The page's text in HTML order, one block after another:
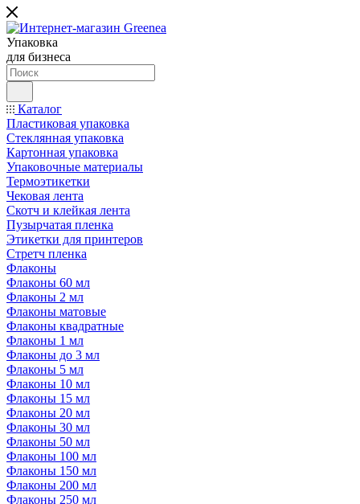
Упаковка
для бизнеса
Каталог
Пластиковая упаковка
Стеклянная упаковка
Картонная упаковка
Упаковочные материалы
Термоэтикетки
Чековая лента
Скотч и клейкая лента
Пузырчатая пленка
Этикетки для принтеров
Стретч пленка
Флаконы
Флаконы 60 мл
Флаконы 2 мл
Флаконы матовые
Флаконы квадратные
Флаконы 1 мл
Флаконы до 3 мл
Флаконы 5 мл
Флаконы 10 мл
Флаконы 15 мл
Флаконы 20 мл
Флаконы 30 мл
Флаконы 50 мл
Флаконы 100 мл
Флаконы 150 мл
Флаконы 200 мл
Флаконы 250 мл